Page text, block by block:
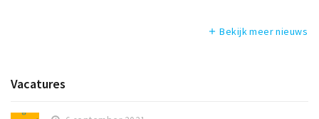
add Bekijk meer nieuws
Vacatures